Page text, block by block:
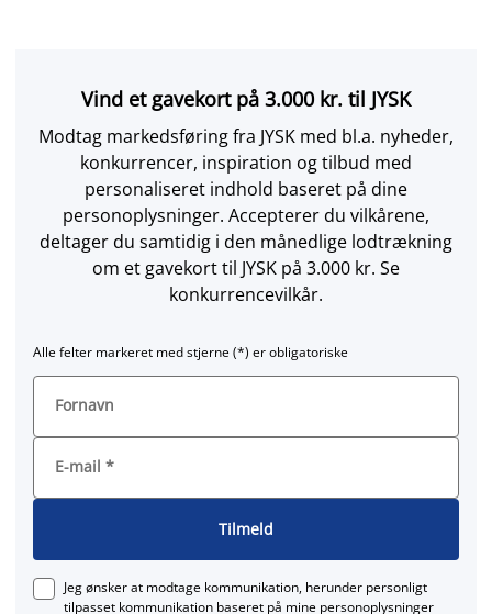
Vind et gavekort på 3.000 kr. til JYSK
Modtag markedsføring fra JYSK med bl.a. nyheder,
konkurrencer, inspiration og tilbud med
personaliseret indhold baseret på dine
personoplysninger. Accepterer du vilkårene,
deltager du samtidig i den månedlige lodtrækning
om et gavekort til JYSK på 3.000 kr. Se
konkurrencevilkår.
Alle felter markeret med stjerne (*) er obligatoriske
Fornavn
E-mail *
Tilmeld
Jeg ønsker at modtage kommunikation, herunder personligt
tilpasset kommunikation baseret på mine personoplysninger